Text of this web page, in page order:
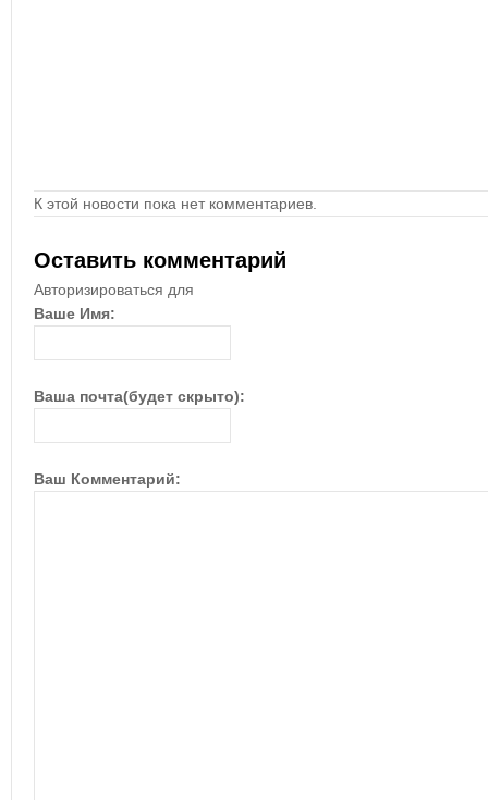
К этой новости пока нет комментариев.
Оставить комментарий
Авторизироваться для
Ваше Имя:
Ваша почта(будет скрыто):
Ваш Комментарий: